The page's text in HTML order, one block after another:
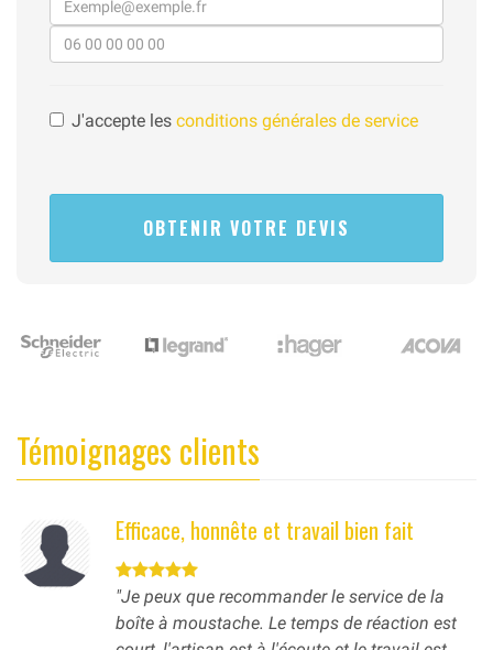
J'accepte les conditions générales de service
Témoignages clients
Efficace, honnête et travail bien fait
"Je peux que recommander le service de la
boîte à moustache. Le temps de réaction est